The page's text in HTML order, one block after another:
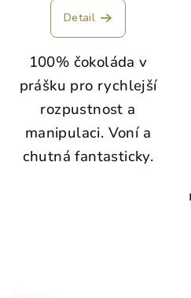
Detail
100% čokoláda v
prášku pro rychlejší
rozpustnost a
manipulaci. Voní a
chutná fantasticky.